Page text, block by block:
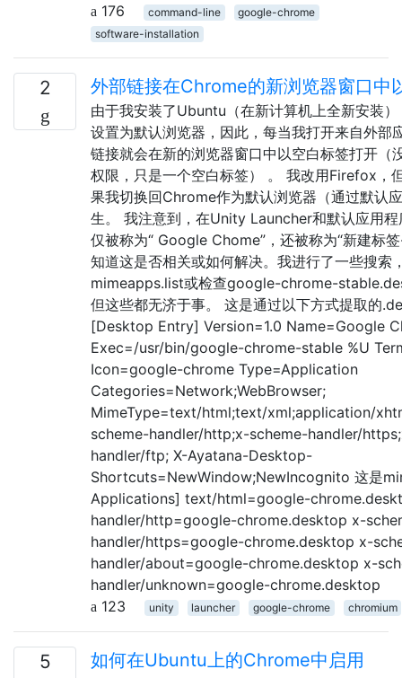
176
command-line
google-chrome
software-installation
2 外部链接在Chrome的新浏览器窗口中
由于我安装了Ubuntu（在新计算机上全新安装
设置为默认浏览器，因此，每当我打开来自外部
链接就会在新的浏览器窗口中以空白标签打开（
权限，只是一个空白标签） 。 我改用Firefox，
果我切换回Chrome作为默认浏览器（通过默认
生。 我注意到，在Unity Launcher和默认应用
仅被称为“ Google Chome”，还被称为“新建标
知道这是否相关或如何解决。我进行了一些搜索
mimeapps.list或检查google-chrome-
但这些都无济于事。 这是通过以下方式提取的
[Desktop Entry] Version=1.0 Name=Google
Exec=/usr/bin/google-chrome-stable %U
Icon=google-chrome Type=Application
Categories=Network;WebBrowser;
MimeType=text/html;text/xml;application/
scheme-handler/http;x-scheme-handler/
handler/ftp; X-Ayatana-Desktop-
Shortcuts=NewWindow;NewIncognito 这是
Applications] text/html=google-
handler/http=google-chrome.desktop x-
handler/https=google-chrome.desktop x-
handler/about=google-chrome.desktop x-
handler/unknown=google-chrome.desktop
123
unity launcher google-chrome chromium
5
如何在Ubuntu上的Chrome中启用